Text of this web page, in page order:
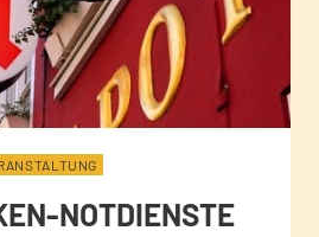
NOTDIENSTE